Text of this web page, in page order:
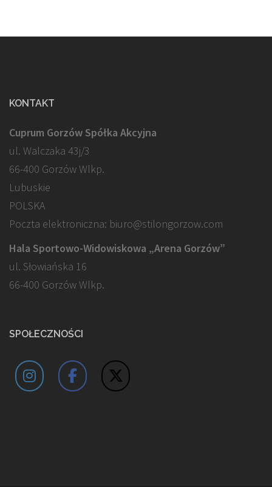
KONTAKT
Cuprum Gorzów Spółka Akcyjna
ul. Walczaka 43j/3
66-400 Gorzów Wlkp.
Lubuskie
POLSKA
Poczta elektroniczna: biuro@stilongorzow.com
Hala Sportowo-Widowiskowa „Arena Gorzów”
ul. Słowiańska 16
66-400 Gorzów Wlkp.
SPOŁECZNOŚCI